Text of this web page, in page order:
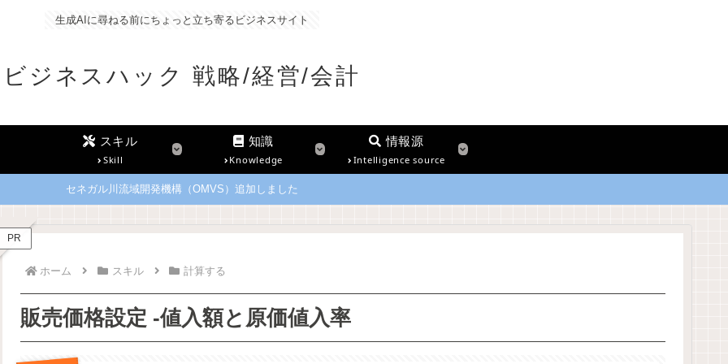
生成AIに尋ねる前にちょっと立ち寄るビジネスサイト
ビジネスハック 戦略/経営/会計
スキル
Skill
知識
Knowledge
情報源
Intelligence source
セネガル川流域開発機構（OMVS）追加しました
PR
ホーム スキル 計算する
販売価格設定 -値入額と原価値入率